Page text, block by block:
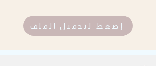
إضغط لتحميل الملف